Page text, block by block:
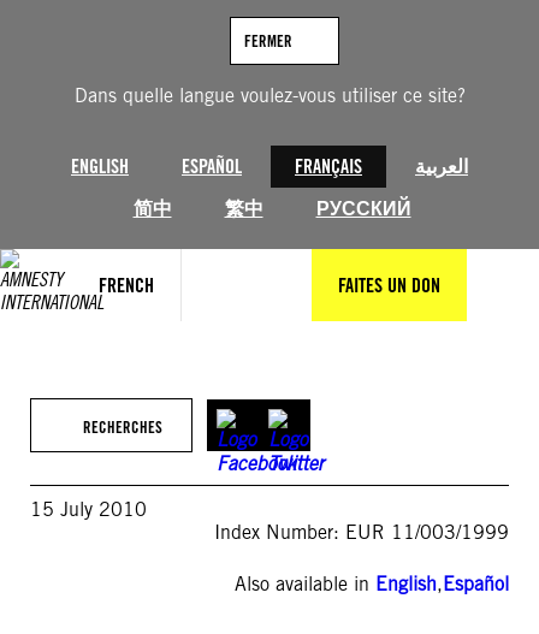
Dans quelle langue voulez-vous utiliser ce site?
ENGLISH ESPAÑOL FRANÇAIS
العربية
简中
繁中 РУССКИЙ
FERMER
FRENCH FAITES UN DON
RECHERCHES
15 July 2010
Index Number: EUR 11/003/1999
Also available in English,Español